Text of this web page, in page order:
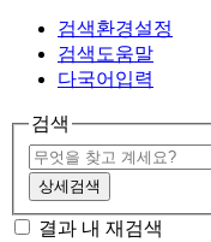
검색환경설정
검색도움말
다국어입력
검색
상세검색
결과 내 재검색